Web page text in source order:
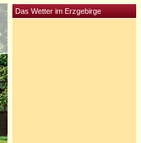
Das Wetter im Erzgebirge